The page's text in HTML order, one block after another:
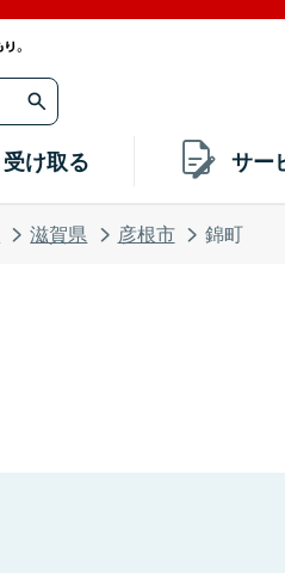
受け取る サー
滋賀県 彦根市 錦町